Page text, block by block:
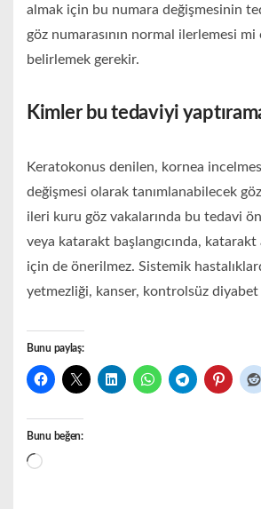
almak için bu numara değişmesinin
göz numarasının normal ilerlemesi
belirlemek gerekir.
Kimler bu tedaviyi
Keratokonus denilen, kornea
değişmesi olarak tanımlanabilecek
ileri kuru göz vakalarında bu tedavi
veya katarakt başlangıcında, katarakt
için de önerilmez. Sistemik
yetmezliği, kanser, kontrolsüz diyabet
Bunu paylaş:
Bunu beğen:
Yükleniyor...